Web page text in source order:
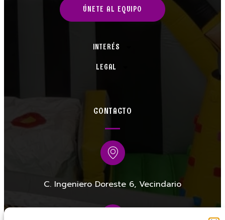
ÚNETE AL EQUIPO
INTERÉS
LEGAL
CONTACTO
C. Ingeniero Doreste 6, Vecindario